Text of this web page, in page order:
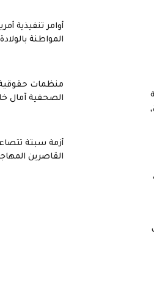
أوامر تنفيذية
المواطنة بالولادة
منظمات
الصحفية آمال
أزمة سبتة
القاصرين